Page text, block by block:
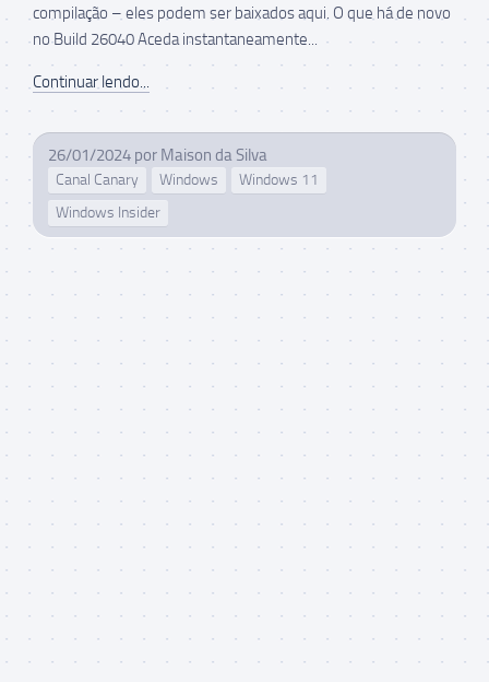
compilação – eles podem ser baixados aqui. O que há de novo
no Build 26040 Aceda instantaneamente...
Continuar lendo...
26/01/2024 por Maison da Silva
Canal Canary Windows
Windows 11
Windows Insider